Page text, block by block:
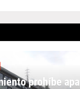
prohíbe